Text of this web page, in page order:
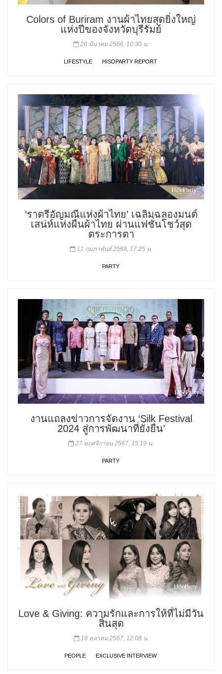
Colors of Buriram งานผ้าไทยสุดยิ่งใหญ่
แห่งปีของจังหวัดบุรีรัมย์
26 มีนาคม 2568, 10:30 น.
LIFESTYLE HISOPARTY REPORT
‘ราตรีอัญมณีแห่งผ้าไทย’ เฉลิมฉลองมนต์
เสน่ห์แห่งผืนผ้าไทย ผ่านแฟชั่นโชว์สุด
ตระการตา
11 กุมภาพันธ์ 2568, 17:25 น.
PARTY
งานแถลงข่าวการจัดงาน ‘Silk Festival
2024 สู่การพัฒนาที่ยั่งยืน’
27 พฤศจิกายน 2567, 15:19 น.
PARTY
Love & Giving: ความรักและการให้ที่ไม่มีวัน
สิ้นสุด
18 ตุลาคม 2567, 12:08 น.
PEOPLE EXCLUSIVE INTERVIEW